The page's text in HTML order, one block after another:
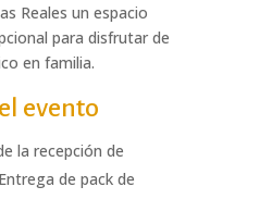
Reales un espacio
para disfrutar de
en familia.
evento
la recepción de
de pack de